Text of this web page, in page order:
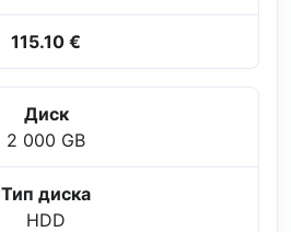
115.10 €
Диск
2 000 GB
Тип диска
HDD